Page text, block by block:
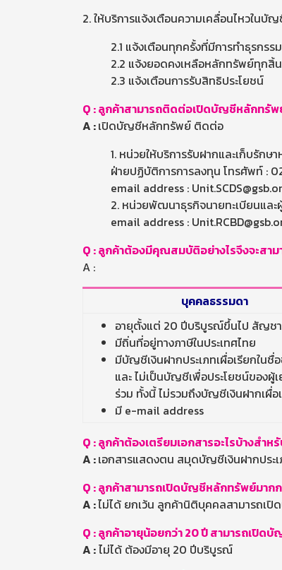
2. ให้บริการแจ้งเตือนความเคลื่อนไหวใน
2.1 แจ้งเตือนทุกครั้งที่มีการทำธุรกรรม
2.2 แจ้งยอดคงเหลือหลักทรัพย์ทุกสิ้
2.3 แจ้งเตือนการรับสิทธิประโยชน์
Q : ลูกค้าสามารถติดต่อเปิดบัญชีหลักทรัพ
A :เปิดบัญชีหลักทรัพย์ ติดต่อ
1. หน่วยให้บริการรับฝากและเก็บรัก
ฝ่ายปฏิบัติการการลงทุน โทรศัพท์ :
email address :
2. หน่วยพัฒนาธุรกิจนายทะเบียนแล
email address :
Q :ลูกค้าต้องมีคุณสมบัติอย่างไรจึงจะสา
A :
บุคคลธรรมดา
อายุตั้งแต่ 20 ปีบริบูรณ์ขึ้นไป สัญช
มีถิ่นที่อยู่ทางภาษีในประเทศไทย
มีบัญชีเงินฝากประเภทเผื่อเรียกในชื่
และ ไม่เป็นบัญชีเพื่อประโยชน์ของผู้
ร่วม ทั้งนี้ ไม่รวมถึงบัญชีเงินฝากเผื่อ
มี e-mail address
Q : ลูกค้าต้องเตรียมเอกสารอะไรบ้างส
A :เอกสารแสดงตน สมุดบัญชีเงินฝากประ
Q : ลูกค้าสามารถเปิดบัญชีหลักทรัพย์มาก
A :ไม่ได้ ยกเว้น ลูกค้านิติบุคคลสามารถเ
Q :ลูกค้าอายุน้อยกว่า 20 ปี สามารถเปิด
A :ไม่ได้ ต้องมีอายุ 20 ปีบริบูรณ์